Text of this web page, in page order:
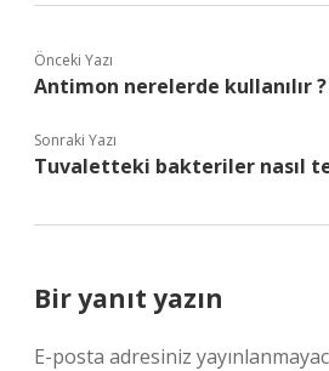
Önceki Yazı
Antimon nerelerde kullanılır ?
Sonraki Yazı
Tuvaletteki bakteriler nasıl
Bir yanıt yazın
E-posta adresiniz